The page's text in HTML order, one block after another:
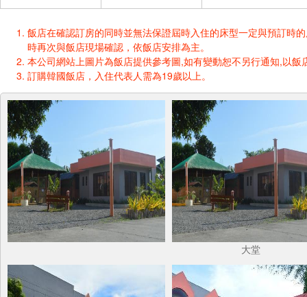
飯店在確認訂房的同時並無法保證屆時入住的床型一定與預訂時
時再次與飯店現場確認，依飯店安排為主。
本公司網站上圖片為飯店提供參考圖,如有變動恕不另行通知,以飯
訂購韓國飯店，入住代表人需為19歲以上。
大堂